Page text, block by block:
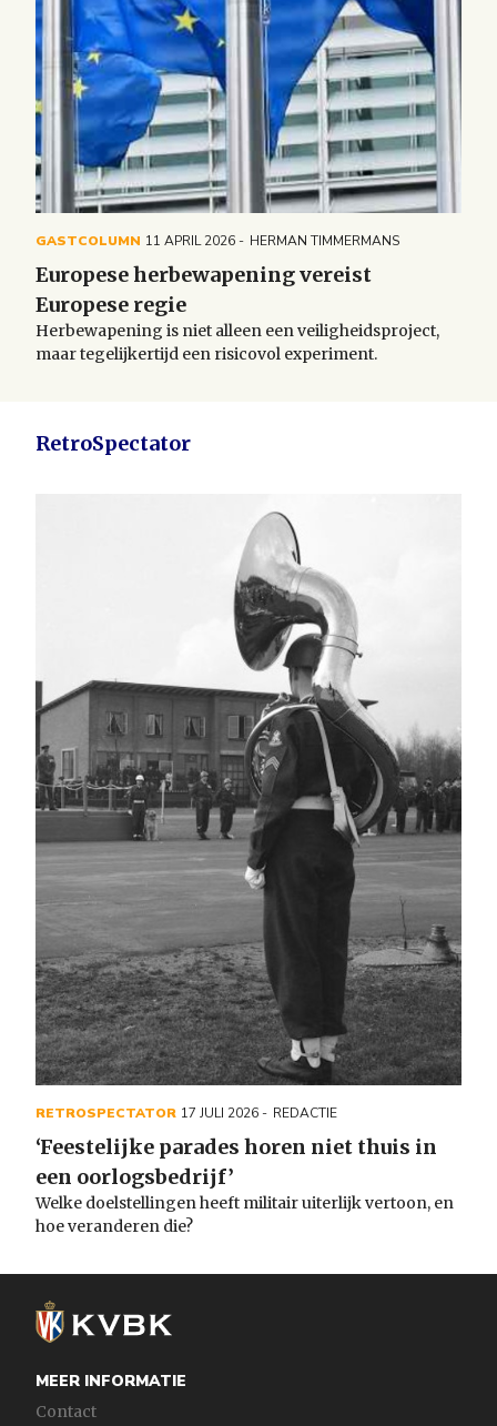
GASTCOLUMN 11 APRIL 2026 HERMAN TIMMERMANS
Europese herbewapening vereist
Europese regie
Herbewapening is niet alleen een veiligheidsproject,
maar tegelijkertijd een risicovol experiment.
RetroSpectator
RETROSPECTATOR 17 JULI 2026 REDACTIE
‘Feestelijke parades horen niet thuis in
een oorlogsbedrijf’
Welke doelstellingen heeft militair uiterlijk vertoon, en
hoe veranderen die?
MEER INFORMATIE
Contact